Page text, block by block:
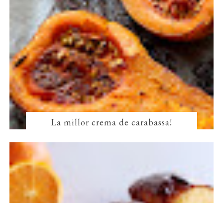
La millor crema de carabassa!